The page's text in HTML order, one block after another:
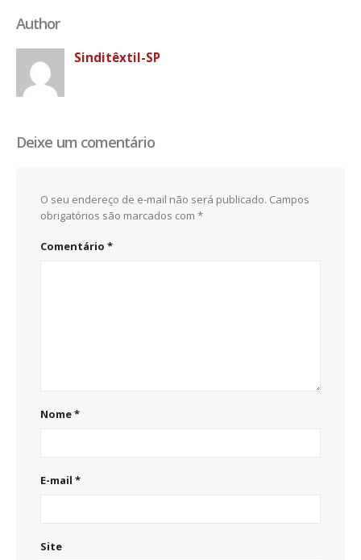
Author
Sinditêxtil-SP
Deixe um comentário
O seu endereço de e-mail não será publicado. Campos
obrigatórios são marcados com *
Comentário *
Nome*
E-mail *
Site